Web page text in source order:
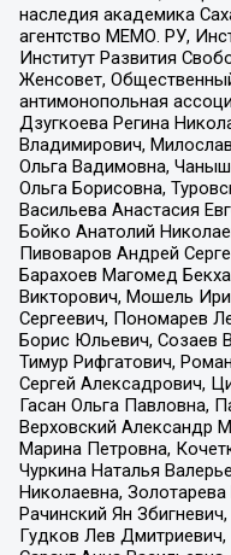
наследия академика
агентство МЕМО. РУ,
Институт Развития
Женсовет,
антимонопольная
Дзугкоева Регина
Владимирович,
Ольга Вадимовна,
Ольга Борисовна,
Васильева Анастасия
Бойко Анатолий
Пивоваров Андрей
Барахоев Магомед
Викторович, Мошель
Сергеевич, Пономарев
Борис Юльевич, Созаев
Тимур Рифгатович,
Сергей Алексадрович,
Гасан Ольга Павловна,
Верховский Александр
Марина Петровна,
Чуркина Наталья
Николаевна,
Рачинский Ян
Гудков Лев